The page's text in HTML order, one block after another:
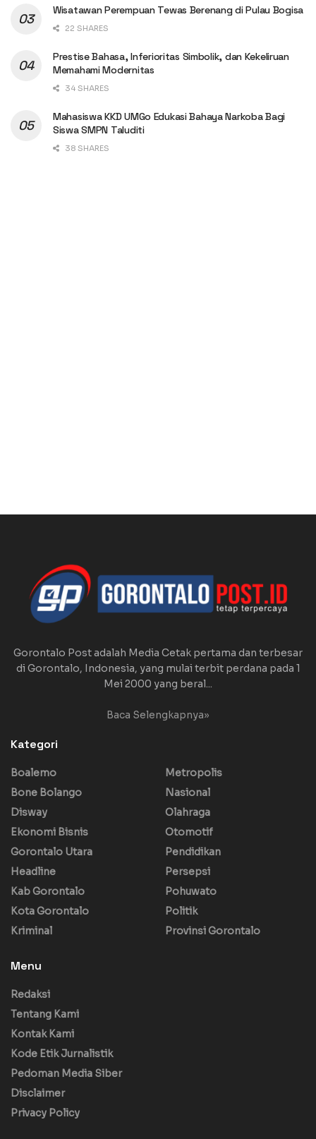
Wisatawan Perempuan Tewas Berenang di Pulau Bogisa
22 SHARES
Prestise Bahasa, Inferioritas Simbolik, dan Kekeliruan
Memahami Modernitas
34 SHARES
Mahasiswa KKD UMGo Edukasi Bahaya Narkoba Bagi
Siswa SMPN Taluditi
38 SHARES
Gorontalo Post adalah Media Cetak pertama dan terbesar
di Gorontalo, Indonesia, yang mulai terbit perdana pada 1
Mei 2000 yang beral...
Baca Selengkapnya»
Kategori
Boalemo
Bone Bolango
Disway
Ekonomi Bisnis
Gorontalo Utara
Headline
Kab Gorontalo
Kota Gorontalo
Kriminal
Metropolis
Nasional
Olahraga
Otomotif
Pendidikan
Persepsi
Pohuwato
Politik
Provinsi Gorontalo
Menu
Redaksi
Tentang Kami
Kontak Kami
Kode Etik Jurnalistik
Pedoman Media Siber
Disclaimer
Privacy Policy